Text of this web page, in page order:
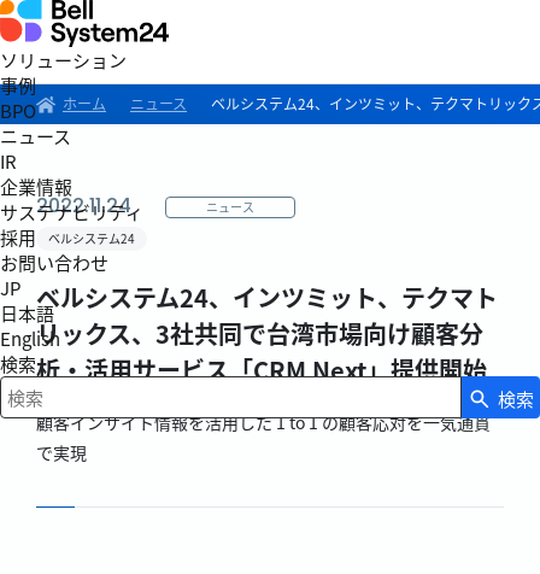
ソリューション
事例
BPO
ニュース
IR
企業情報
サステナビリティ
採用
お問い合わせ
JP
日本語
English
検索
検索キーワード入力
検索
ホーム ニュース ベルシステム24、インツミット、テクマトリッ
2022.11.24
ニュース
ベルシステム24
ベルシステム24、インツミット、テクマト
リックス、3社共同で台湾市場向け顧客分
析・活用サービス「CRM Next」提供開始
顧客インサイト情報を活用した 1 to 1 の顧客応対を一気通貫
で実現